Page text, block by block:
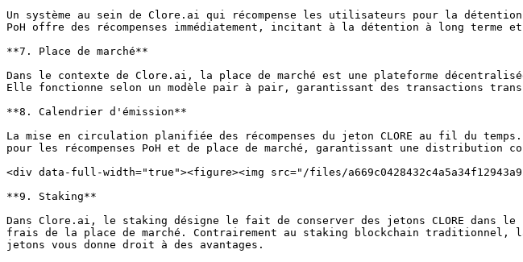
Un système au sein de Clore.ai qui récompense les utilisateurs pour la
PoH offre des récompenses immédiatement, incitant à la détention à long
**7. Place de marché**
Dans le contexte de Clore.ai, la place de marché est une plateforme
Elle fonctionne selon un modèle pair à pair, garantissant des transactions
**8. Calendrier d'émission**
La mise en circulation planifiée des récompenses du jeton CLORE au fil du
pour les récompenses PoH et de place de marché, garantissant une distribution
<div data-full-width="true"><figure><img src="/files/
**9. Staking**
Dans Clore.ai, le staking désigne le fait de conserver des jetons CLORE dans le
frais de la place de marché. Contrairement au staking blockchain
jetons vous donne droit à des avantages.